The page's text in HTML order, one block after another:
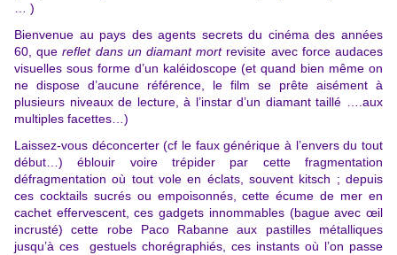
… )
Bienvenue au pays des agents secrets du cinéma des années
60, quereflet dans un diamant mortrevisite avec force audaces
visuelles sous forme d’un kaléidoscope (et quand bien même on
ne dispose d’aucune référence, le film se prête aisément à
plusieurs niveaux de lecture, à l’instar d’un diamant taillé ….aux
multiples facettes…)
Laissez-vous déconcerter (cf le faux générique à l’envers du tout
début…) éblouir voire trépider par cette fragmentation
défragmentation où tout vole en éclats, souvent kitsch ; depuis
ces cocktails sucrés ou empoisonnés, cette écume de mer en
cachet effervescent, ces gadgets innommables (bague avec œil
incrusté) cette robe Paco Rabanne aux pastilles métalliques
jusqu’à ces gestuels chorégraphiés, ces instants où l’on passe